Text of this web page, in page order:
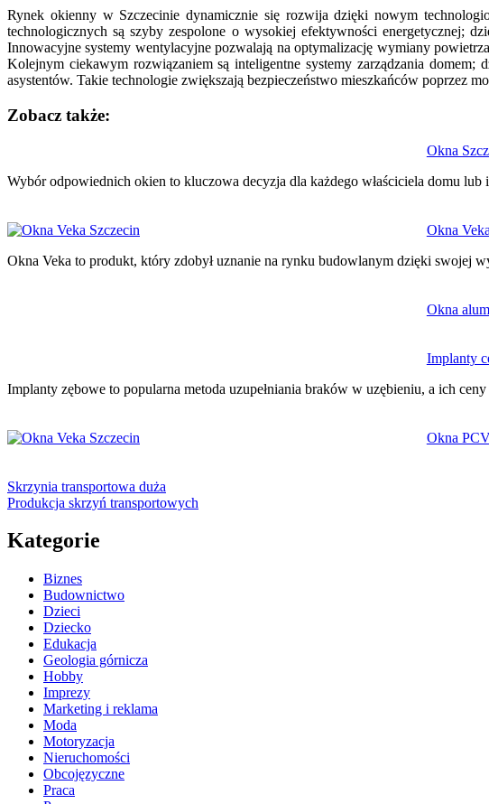
Rynek okienny w Szczecinie dynamicznie się rozwija dzięki nowym
technologicznych są szyby zespolone o wysokiej efektywności energetycznej;
Innowacyjne systemy wentylacyjne pozwalają na optymalizację wymiany
Kolejnym ciekawym rozwiązaniem są inteligentne systemy zarządzania
asystentów. Takie technologie zwiększają bezpieczeństwo mieszkańców poprzez
Zobacz także:
Okna
Wybór odpowiednich okien to kluczowa decyzja dla każdego właściciela domu
Okna
Okna Veka to produkt, który zdobył uznanie na rynku budowlanym dzięki swojej
Okna
Implanty
Implanty zębowe to popularna metoda uzupełniania braków w uzębieniu, a ich
Okna
wpisu
Skrzynia transportowa duża
Produkcja skrzyń transportowych
Kategorie
Biznes
Budownictwo
Dzieci
Dziecko
Edukacja
Geologia górnicza
Hobby
Imprezy
Marketing i reklama
Moda
Motoryzacja
Nieruchomości
Obcojęzyczne
Praca